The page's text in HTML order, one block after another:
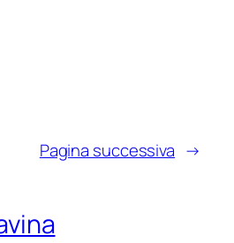
Pagina successiva →